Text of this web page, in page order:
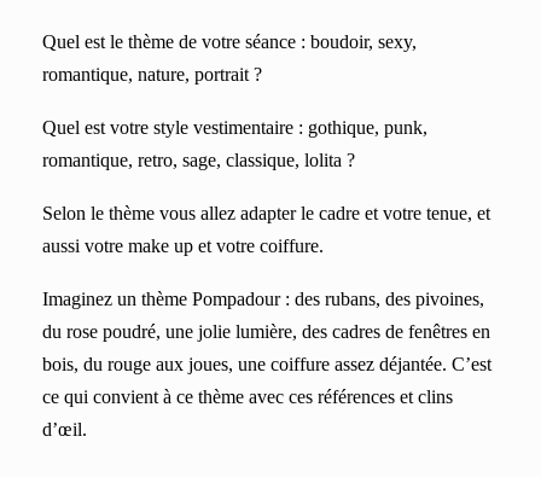
Quel est le thème de votre séance : boudoir, sexy,
romantique, nature, portrait ?
Quel est votre style vestimentaire : gothique, punk,
romantique, retro, sage, classique, lolita ?
Selon le thème vous allez adapter le cadre et votre tenue, et
aussi votre make up et votre coiffure.
Imaginez un thème Pompadour : des rubans, des pivoines,
du rose poudré, une jolie lumière, des cadres de fenêtres en
bois, du rouge aux joues, une coiffure assez déjantée. C’est
ce qui convient à ce thème avec ces références et clins
d’œil.